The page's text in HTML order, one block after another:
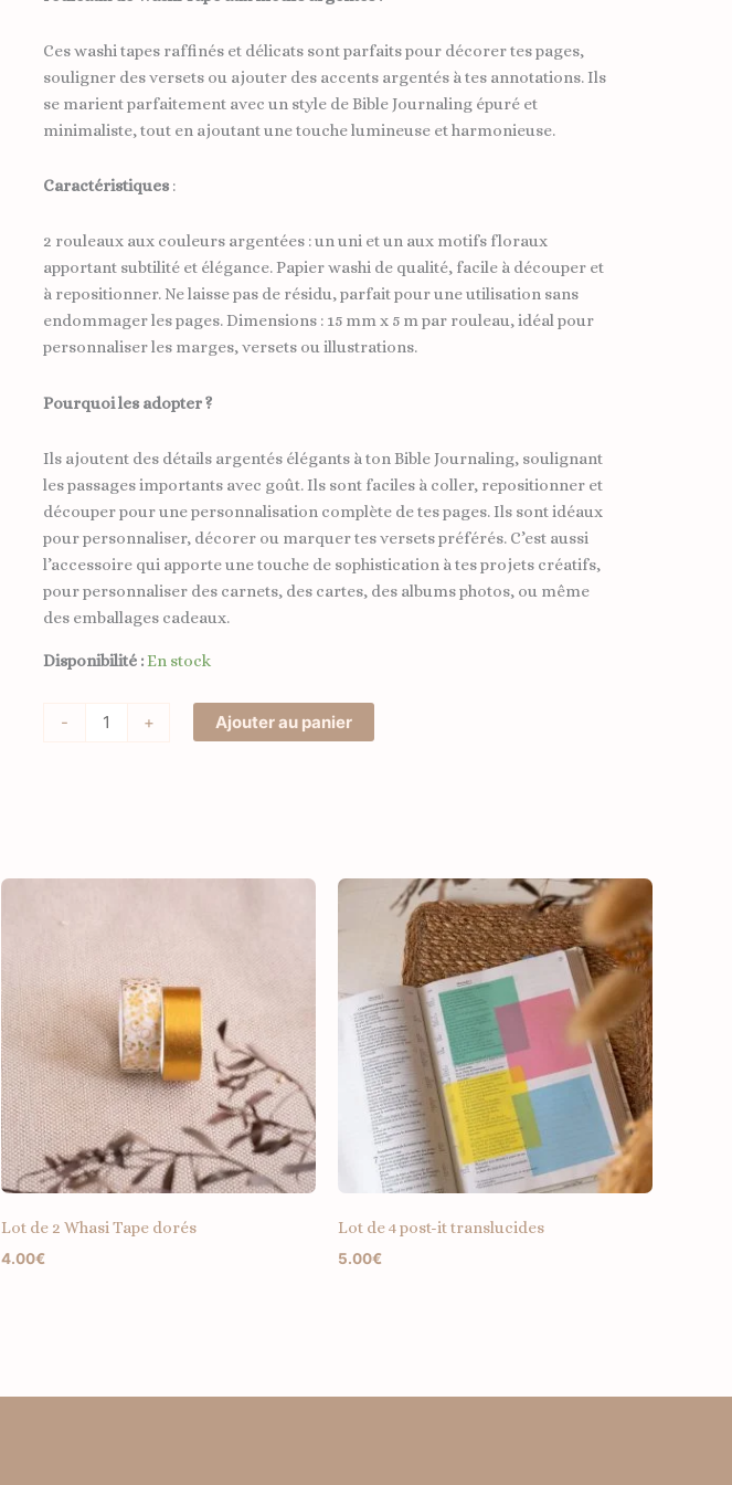
Ces washi tapes raffinés et délicats sont parfaits pour décorer tes pages,
souligner des versets ou ajouter des accents argentés à tes annotations. Ils
se marient parfaitement avec un style de Bible Journaling épuré et
minimaliste, tout en ajoutant une touche lumineuse et harmonieuse.
Caractéristiques :
2 rouleaux aux couleurs argentées : un uni et un aux motifs floraux
apportant subtilité et élégance. Papier washi de qualité, facile à découper et
à repositionner. Ne laisse pas de résidu, parfait pour une utilisation sans
endommager les pages. Dimensions : 15 mm x 5 m par rouleau, idéal pour
personnaliser les marges, versets ou illustrations.
Pourquoi les adopter ?
Ils ajoutent des détails argentés élégants à ton Bible Journaling, soulignant
les passages importants avec goût. Ils sont faciles à coller, repositionner et
découper pour une personnalisation complète de tes pages. Ils sont idéaux
pour personnaliser, décorer ou marquer tes versets préférés. C’est aussi
l’accessoire qui apporte une touche de sophistication à tes projets créatifs,
pour personnaliser des carnets, des cartes, des albums photos, ou même
des emballages cadeaux.
Disponibilité :En stock
-
argentés
+ Ajouter au panier
Lot de 2 Whasi Tape dorés
4.00€
Lot de 4 post-it translucides
5.00€